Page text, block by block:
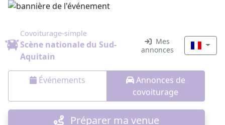
Covoiturage-simple
Scène nationale du Sud-
Aquitain
Mes
annonces
Événements
Annonces de
covoiturage
Préparer ma venue